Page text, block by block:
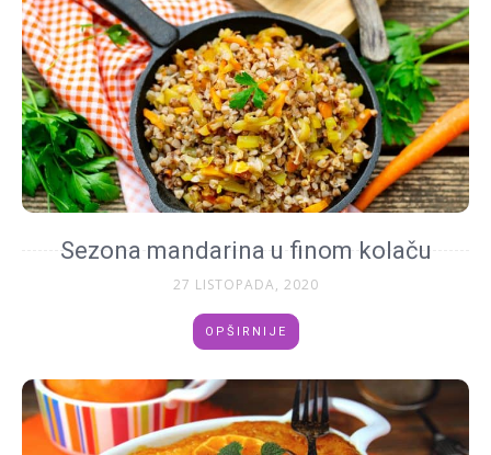
Sezona mandarina u finom kolaču
27 LISTOPADA, 2020
OPŠIRNIJE